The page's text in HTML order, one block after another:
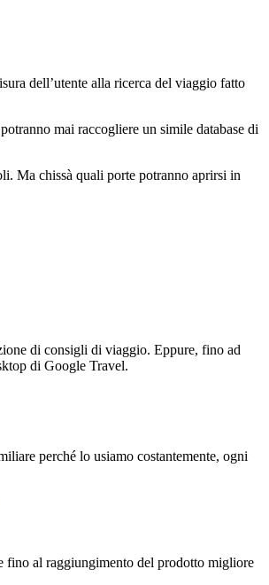
dell’utente alla ricerca del viaggio fatto
mai raccogliere un simile database di
Ma chissà quali porte potranno aprirsi in
di consigli di viaggio. Eppure, fino ad
di Google Travel.
perché lo usiamo costantemente, ogni
fino al raggiungimento del prodotto migliore